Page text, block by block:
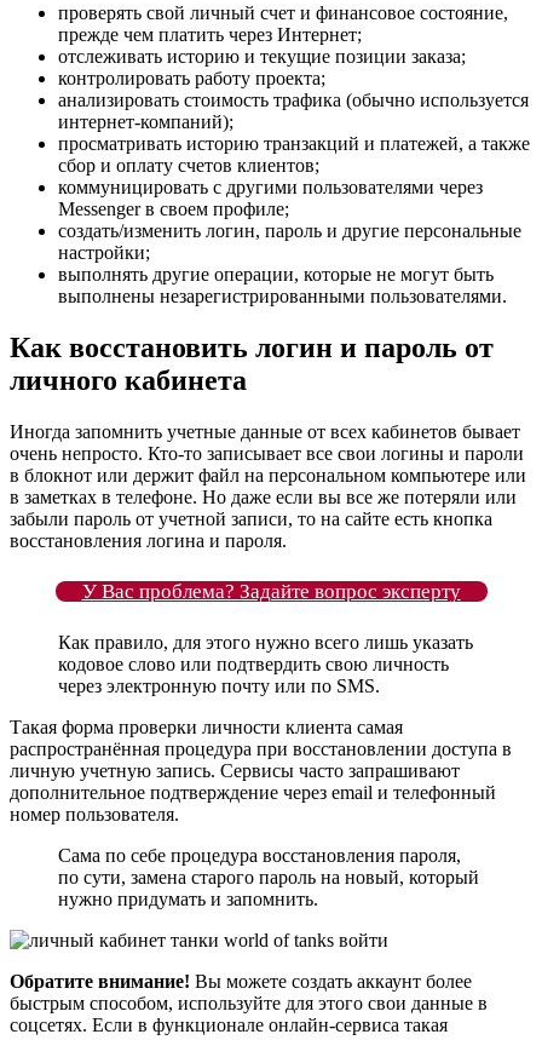
проверять свой личный счет и финансовое состояние,
прежде чем платить через Интернет;
отслеживать историю и текущие позиции заказа;
контролировать работу проекта;
анализировать стоимость трафика (обычно используется
интернет-компаний);
просматривать историю транзакций и платежей, а также
сбор и оплату счетов клиентов;
коммуницировать с другими пользователями через
Messenger в своем профиле;
создать/изменить логин, пароль и другие персональные
настройки;
выполнять другие операции, которые не могут быть
выполнены незарегистрированными пользователями.
Как восстановить логин и пароль от
личного кабинета
Иногда запомнить учетные данные от всех кабинетов бывает
очень непросто. Кто-то записывает все свои логины и пароли
в блокнот или держит файл на персональном компьютере или
в заметках в телефоне. Но даже если вы все же потеряли или
забыли пароль от учетной записи, то на сайте есть кнопка
восстановления логина и пароля.
У Вас проблема? Задайте вопрос эксперту
Как правило, для этого нужно всего лишь указать
кодовое слово или подтвердить свою личность
через электронную почту или по SMS.
Такая форма проверки личности клиента самая
распространённая процедура при восстановлении доступа в
личную учетную запись. Сервисы часто запрашивают
дополнительное подтверждение через email и телефонный
номер пользователя.
Сама по себе процедура восстановления пароля,
по сути, замена старого пароль на новый, который
нужно придумать и запомнить.
Обратите внимание! Вы можете создать аккаунт более
быстрым способом, используйте для этого свои данные в
соцсетях. Если в функционале онлайн-сервиса такая